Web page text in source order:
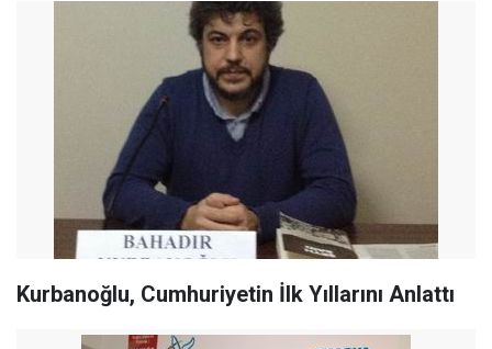
Kurbanoğlu, Cumhuriyetin İlk Yıllarını Anlattı